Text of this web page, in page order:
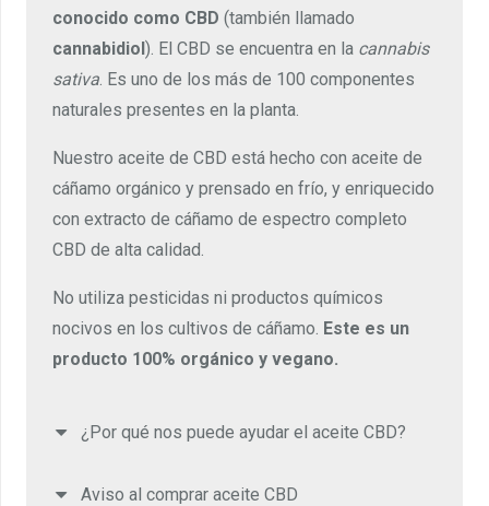
conocido como CBD (también llamado
cannabidiol ). El CBD se encuentra en la cannabis
sativa. Es uno de los más de 100 componentes
naturales presentes en la planta.
Nuestro aceite de CBD está hecho con aceite de
cáñamo orgánico y prensado en frío, y enriquecido
con extracto de cáñamo de espectro completo
CBD de alta calidad.
No utiliza pesticidas ni productos químicos
nocivos en los cultivos de cáñamo. Este es un
producto 100% orgánico y vegano.
¿Por qué nos puede ayudar el aceite CBD?
Aviso al comprar aceite CBD